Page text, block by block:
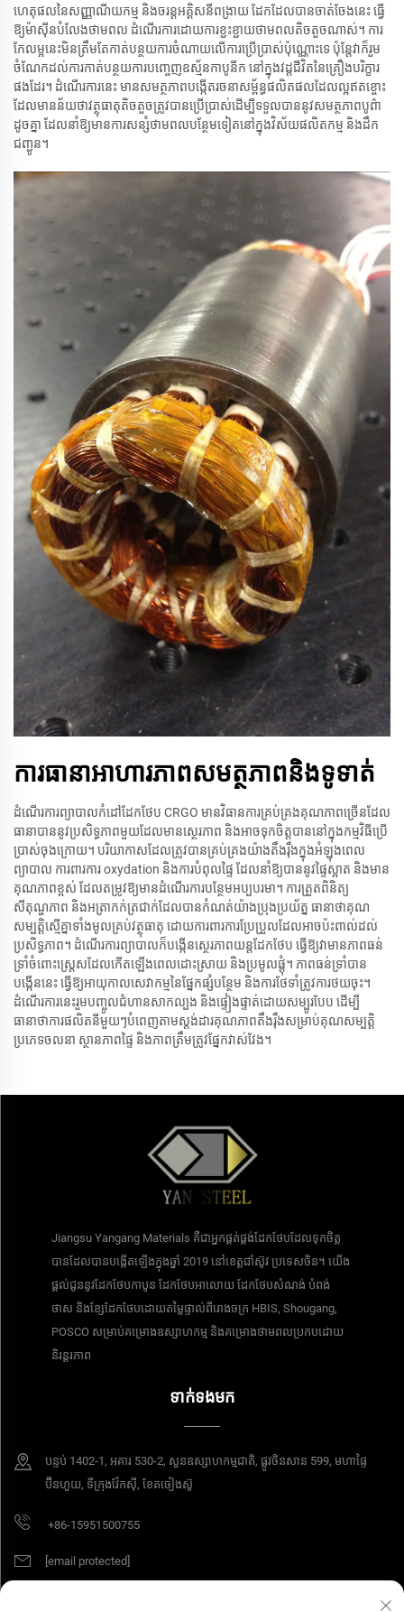
ហេតុផលនៃសញ្ញាណីយកម្ម និងចរន្តអគ្គិសនីពង្រាយ ដែកដែលបានចាត់ចែងនេះ ធ្វើ
ឱ្យម៉ាស៊ីនបំលែងថាមពល ដំណើរការដោយការខ្ជះខ្ជាយថាមពលតិចតួចណាស់។ ការ
កែលម្អនេះមិនត្រឹមតែកាត់បន្ថយការចំណាយលើការប្រើប្រាស់ប៉ុណ្ណោះទេ ប៉ុន្តែវាក៏រួម
ចំណែកដល់ការកាត់បន្ថយការបញ្ចេញឧស្ម័នកាបូនីក នៅក្នុងវដ្តជីវិតនៃគ្រឿងបរិក្ខារ
ផងដែរ។ ដំណើរការនេះ មានសមត្ថភាពបង្កើតរចនាសម្ព័ន្ធផលិតផលដែលល្អឥតខ្ចោះ
ដែលមានន័យថាវត្ថុធាតុតិចតួចត្រូវបានប្រើប្រាស់ដើម្បីទទួលបាននូវសមត្ថភាពបូព៌ា
ដូចគ្នា ដែលនាំឱ្យមានការសន្សំថាមពលបន្ថែមទៀតនៅក្នុងវិស័យផលិតកម្ម និងដឹក
ជញ្ជូន។
ការធានាអាហារភាពសមត្ថភាពនិងទូទាត់
ដំណើរការព្យាបាលកំដៅដែកថែប CRGO មានវិធានការគ្រប់គ្រងគុណភាពច្រើនដែល
ធានាបាននូវប្រសិទ្ធភាពមួយដែលមានស្ថេរភាព និងអាចទុកចិត្តបាននៅក្នុងកម្មវិធីប្រើ
ប្រាស់ចុងក្រោយ។ បរិយាកាសដែលត្រូវបានគ្រប់គ្រងយ៉ាងតឹងរ៉ឹងក្នុងអំឡុងពេល
ព្យាបាល ការពារការ oxydation និងការបំពុលផ្ទៃ ដែលនាំឱ្យបាននូវផ្ទៃស្អាត និងមាន
គុណភាពខ្ពស់ ដែលតម្រូវឱ្យមានដំណើរការបន្ថែមអប្បបរមា។ ការត្រួតពិនិត្យ
សីតុណ្ហភាព និងអត្រាកក់ត្រជាក់ដែលបានកំណត់យ៉ាងប្រុងប្រយ័ត្ន ធានាថាគុណ
សម្បត្តិស្មើគ្នាទាំងមូលគ្រប់វត្ថុធាតុ ដោយការពារការប្រែប្រួលដែលអាចប៉ះពាល់ដល់
ប្រសិទ្ធភាព។ ដំណើរការព្យាបាលក៏បង្កើនស្ថេរភាពយន្តដែកថែប ធ្វើឱ្យវាមានភាពធន់
ទ្រាំចំពោះស្ត្រេសដែលកើតឡើងពេលដោះស្រាយ និងប្រមូលផ្តុំ។ ភាពធន់ទ្រាំបាន
បង្កើននេះ ធ្វើឱ្យអាយុកាលសេវាកម្មនៃផ្នែកផ្សំបន្ថែម និងការថែទាំត្រូវការថយចុះ។
ដំណើរការនេះរួមបញ្ចូលជំហានសាកល្បង និងផ្ទៀងផ្ទាត់ដោយសម្បូរបែប ដើម្បី
ធានាថាការផលិតនីមួយៗបំពេញតាមស្តង់ដារគុណភាពតឹងរ៉ឹងសម្រាប់គុណសម្បត្តិ
ប្រភេទចលនា ស្ថានភាពផ្ទៃ និងភាពត្រឹមត្រូវផ្នែកវាស់វែង។
Jiangsu Yangang Materials គឺជាអ្នកផ្គត់ផ្គង់ដែកថែបដែលទុកចិត្ត
បានដែលបានបង្កើតឡើងក្នុងឆ្នាំ 2019 នៅខេត្តជាំស៊ូវ ប្រទេសចិន។ យើង
ផ្តល់ជូននូវដែកថែបកាបូន ដែកថែបអាលោយ ដែកថែបសំណង់ បំពង់
ថាស និងខ្សែដែកថែបដោយតម្លៃផ្ទាល់ពីរោងចក្រ HBIS, Shougang,
POSCO សម្រាប់គម្រោងឧស្សាហកម្ម និងគម្រោងថាមពលប្រកបដោយ
និរន្តរភាព
ទាក់ទងមក
បន្ទប់​ 1402-1, អគារ 530-2, សួនឧស្សាហកម្មជាតិ, ផ្លូវចិនសាន 599, មហាផ្ទៃ
ប៊ីនហួយ, ទីក្រុងវ៉ែកស៊ី, ខែតចៀងស៊ូ
+86-15951500755
[email protected]